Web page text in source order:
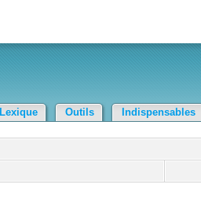
Lexique Outils Indispensables